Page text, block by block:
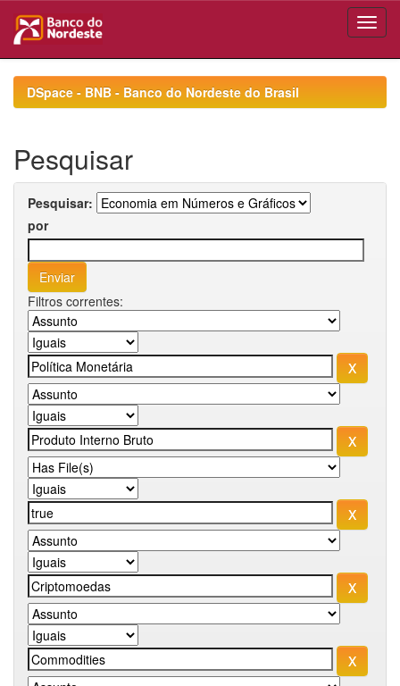
navigationDSpace - BNB - Banco do Nordeste do Brasil
Pesquisar
Pesquisar:
por
Filtros correntes: